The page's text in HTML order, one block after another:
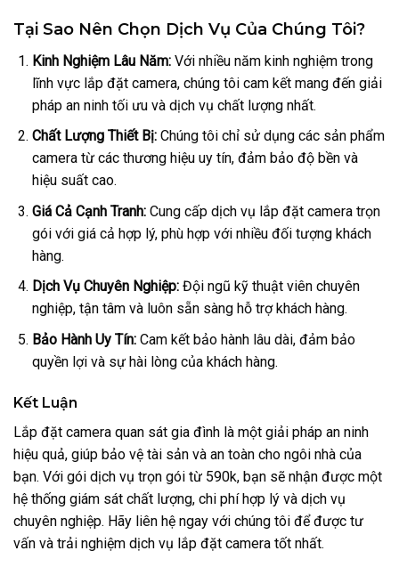
Tại Sao Nên Chọn Dịch Vụ Của Chúng Tôi?
Kinh Nghiệm Lâu Năm:Với nhiều năm kinh nghiệm trong
lĩnh vực lắp đặt camera, chúng tôi cam kết mang đến giải
pháp an ninh tối ưu và dịch vụ chất lượng nhất.
Chất Lượng Thiết Bị:Chúng tôi chỉ sử dụng các sản phẩm
camera từ các thương hiệu uy tín, đảm bảo độ bền và
hiệu suất cao.
Giá Cả Cạnh Tranh:Cung cấp dịch vụ lắp đặt camera trọn
gói với giá cả hợp lý, phù hợp với nhiều đối tượng khách
hàng.
Dịch Vụ Chuyên Nghiệp:Đội ngũ kỹ thuật viên chuyên
nghiệp, tận tâm và luôn sẵn sàng hỗ trợ khách hàng.
Bảo Hành Uy Tín:Cam kết bảo hành lâu dài, đảm bảo
quyền lợi và sự hài lòng của khách hàng.
Kết Luận
Lắp đặt camera quan sát gia đình là một giải pháp an ninh
hiệu quả, giúp bảo vệ tài sản và an toàn cho ngôi nhà của
bạn. Với gói dịch vụ trọn gói từ 590k, bạn sẽ nhận được một
hệ thống giám sát chất lượng, chi phí hợp lý và dịch vụ
chuyên nghiệp. Hãy liên hệ ngay với chúng tôi để được tư
vấn và trải nghiệm dịch vụ lắp đặt camera tốt nhất.